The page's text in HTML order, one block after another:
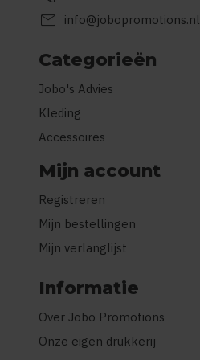
mail info@jobopromotions.nl
Categorieën
Jobo's Advies
Kleding
Accessoires
Mijn account
Registreren
Mijn bestellingen
Mijn verlanglijst
Informatie
Over Jobo Promotions
Onze eigen drukkerij